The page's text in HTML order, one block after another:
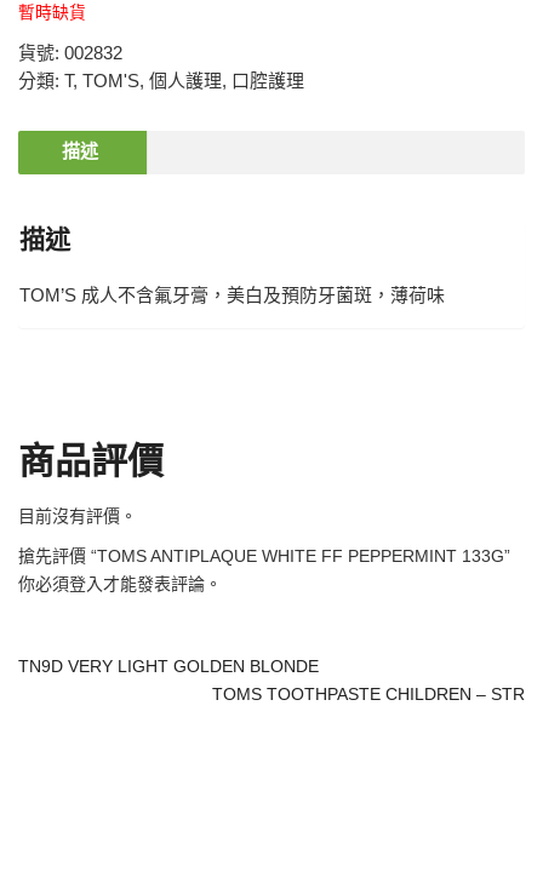
暫時缺貨
貨號: 002832
分類: T, TOM'S, 個人護理, 口腔護理
描述
描述
TOM’S 成人不含氟牙膏，美白及預防牙菌斑，薄荷味
商品評價
目前沒有評價。
搶先評價 “TOMS ANTIPLAQUE WHITE FF PEPPERMINT 133G”
你必須登入 才能發表評論。
TN9D VERY LIGHT GOLDEN BLONDE
TOMS TOOTHPASTE CHILDREN – STR